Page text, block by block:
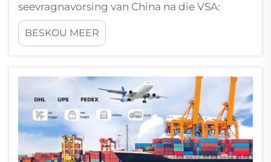
seevragnavorsing van China na die VSA:
Hoekom kontenervolging krities is vir seevrag
van China na die VSA: Kontenervolging
verskaf noodsaaklike sigbaarheid oor die
die VSA. Eintydige monitering...
BESKOU MEER